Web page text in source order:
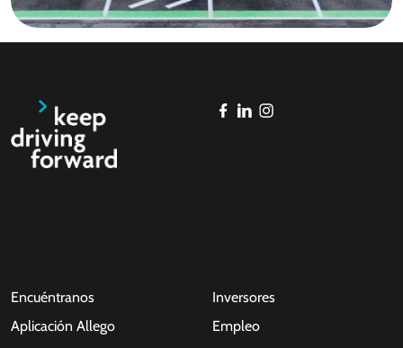
Encuéntranos
Aplicación Allego
Inversores
Empleo